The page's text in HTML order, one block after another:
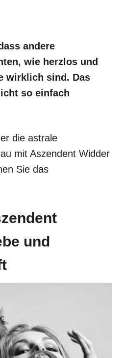
andere
wie herzlos und
wirklich sind. Das
so einfach
die astrale
mit Aszendent Widder
Sie das
und